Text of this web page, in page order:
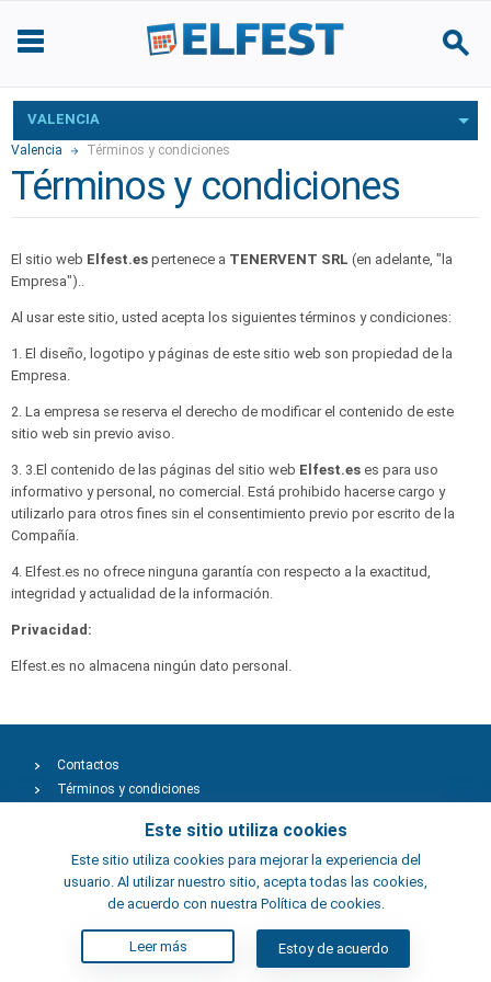
VALENCIA
Valencia Términos y condiciones
Términos y condiciones
El sitio web Elfest.es pertenece a TENERVENT SRL (en adelante, "la
Empresa")..
Al usar este sitio, usted acepta los siguientes términos y condiciones:
1. El diseño, logotipo y páginas de este sitio web son propiedad de la
Empresa.
2. La empresa se reserva el derecho de modificar el contenido de este
sitio web sin previo aviso.
3. 3.El contenido de las páginas del sitio web Elfest.es es para uso
informativo y personal, no comercial. Está prohibido hacerse cargo y
utilizarlo para otros fines sin el consentimiento previo por escrito de la
Compañía.
4. Elfest.es no ofrece ninguna garantía con respecto a la exactitud,
integridad y actualidad de la información.
Privacidad:
Elfest.es no almacena ningún dato personal.
Este sitio utiliza cookies
Este sitio utiliza cookies para mejorar la experiencia del
usuario. Al utilizar nuestro sitio, acepta todas las cookies,
de acuerdo con nuestra Política de cookies.
Leer más Estoy de acuerdo
Contactos
Términos y condiciones